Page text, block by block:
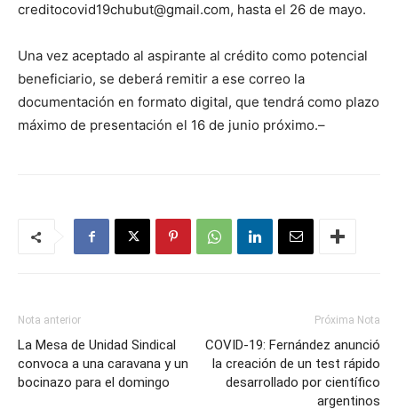
creditocovid19chubut@gmail.com, hasta el 26 de mayo.
Una vez aceptado al aspirante al crédito como potencial
beneficiario, se deberá remitir a ese correo la
documentación en formato digital, que tendrá como plazo
máximo de presentación el 16 de junio próximo.–
Nota anterior
La Mesa de Unidad Sindical
convoca a una caravana y un
bocinazo para el domingo
Próxima Nota
COVID-19: Fernández anunció
la creación de un test rápido
desarrollado por científico
argentinos